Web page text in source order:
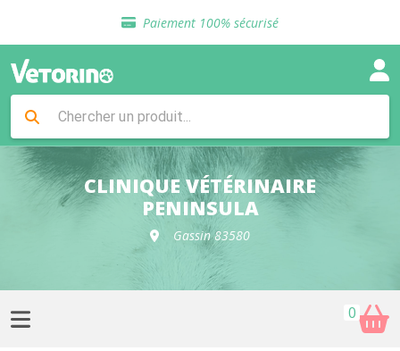
Paiement 100% sécurisé
Livraison gratuite en clinique vétérinaire
Sélection de croquettes vétérinaire
Livraison gratuite en clinique vétérinaire
Retour gratuit en clinique
Sélection de croquettes vétérinaire
CLINIQUE VÉTÉRINAIRE
PENINSULA
Gassin 83580
0